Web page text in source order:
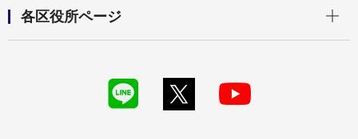
各区役所ページ